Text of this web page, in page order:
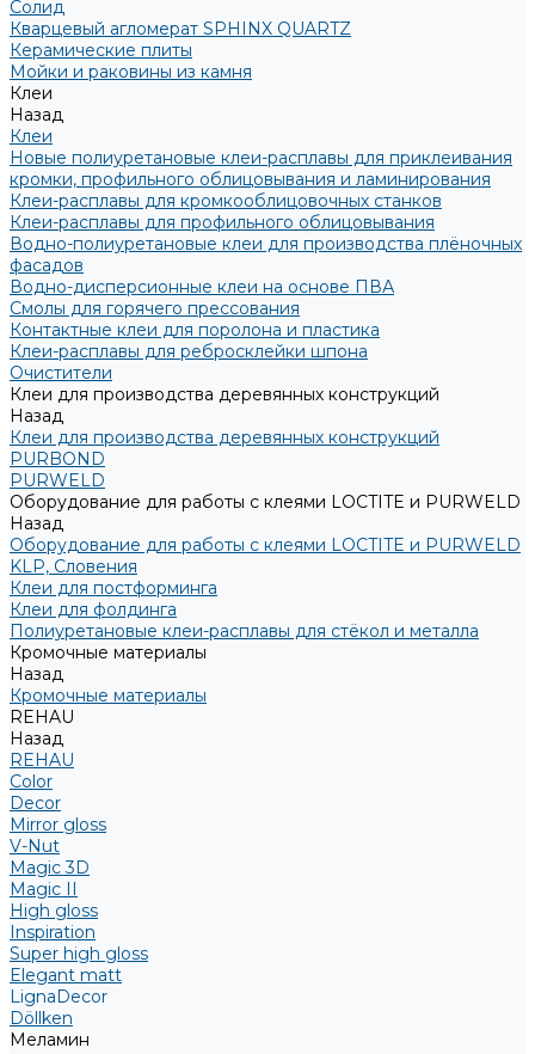
Солид
Кварцевый агломерат SPHINX QUARTZ
Керамические плиты
Мойки и раковины из камня
Клеи
Назад
Клеи
Новые полиуретановые клеи-расплавы для приклеивания
кромки, профильного облицовывания и ламинирования
Клеи-расплавы для кромкооблицовочных станков
Клеи-расплавы для профильного облицовывания
Водно-полиуретановые клеи для производства плёночных
фасадов
Водно-дисперсионные клеи на основе ПВА
Смолы для горячего прессования
Контактные клеи для поролона и пластика
Клеи-расплавы для ребросклейки шпона
Очистители
Клеи для производства деревянных конструкций
Назад
Клеи для производства деревянных конструкций
PURBOND
PURWELD
Оборудование для работы с клеями LOCTITE и PURWELD
Назад
Оборудование для работы с клеями LOCTITE и PURWELD
KLP, Словения
Клеи для постформинга
Клеи для фолдинга
Полиуретановые клеи-расплавы для стёкол и металла
Кромочные материалы
Назад
Кромочные материалы
REHAU
Назад
REHAU
Color
Decor
Mirror gloss
V-Nut
Magic 3D
Magic II
High gloss
Inspiration
Super high gloss
Elegant matt
LignaDecor
Döllken
Меламин